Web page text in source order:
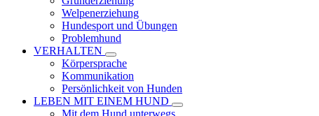
Welpenerziehung
Hundesport und Übungen
Problemhund
VERHALTEN
Körpersprache
Kommunikation
Persönlichkeit von Hunden
LEBEN MIT EINEM HUND
Mit dem Hund unterwegs